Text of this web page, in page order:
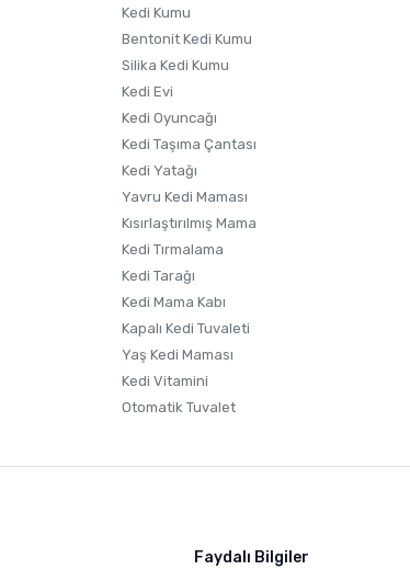
daha pahalı.
alternatifler olmalı.
Kedi Kumu
Bentonit Kedi Kumu
Silika Kedi Kumu
Kedi Evi
Kedi Oyuncağı
Kedi Taşıma Çantası
Kedi Yatağı
Yavru Kedi Maması
Kısırlaştırılmış Mama
Kedi Tırmalama
Kedi Tarağı
Kedi Mama Kabı
Kapalı Kedi Tuvaleti
Yaş Kedi Maması
Kedi Vitamini
Otomatik Tuvalet
Faydalı Bilgiler